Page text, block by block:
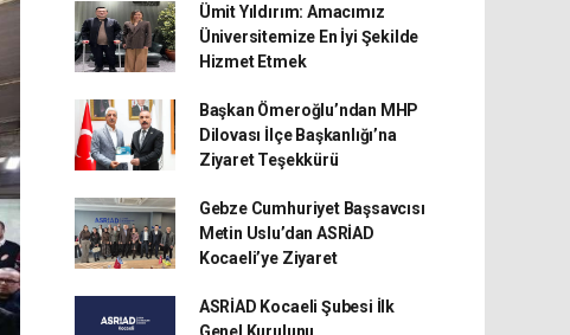
Ümit Yıldırım: Amacımız
Üniversitemize En İyi Şekilde
Hizmet Etmek
Başkan Ömeroğlu’ndan MHP
Dilovası İlçe Başkanlığı’na
Ziyaret Teşekkürü
Gebze Cumhuriyet Başsavcısı
Metin Uslu’dan ASRİAD
Kocaeli’ye Ziyaret
ASRİAD Kocaeli Şubesi İlk